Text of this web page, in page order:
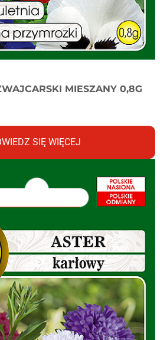
MIESZANY 0,8G
SIĘ WIĘCEJ